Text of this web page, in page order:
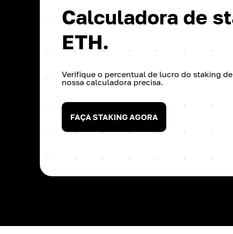
Calculadora de
ETH.
Verifique o percentual de lucro do staking
nossa calculadora precisa.
FAÇA STAKING AGORA